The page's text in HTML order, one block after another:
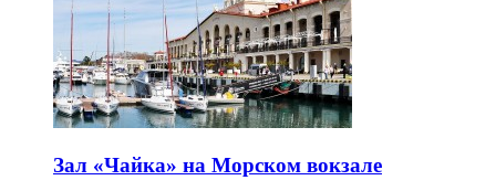
Зал «Чайка» на Морском вокзале